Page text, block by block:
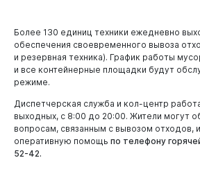
Более 130 единиц техники ежедневно
обеспечения своевременного вывоза
и резервная техника). График работы
и все контейнерные площадки будут
режиме.
Диспетчерская служба и кол-центр
выходных, с 8:00 до 20:00. Жители могут
вопросам, связанным с вывозом отходов,
оперативную помощь по телефону
52-42.